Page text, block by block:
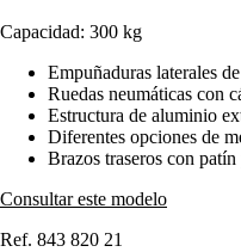
Capacidad: 300 kg
Empuñaduras laterales
Ruedas neumáticas con
Estructura de aluminio
Diferentes opciones de
Brazos traseros con patín
Consultar este modelo
Ref. 843 820 21